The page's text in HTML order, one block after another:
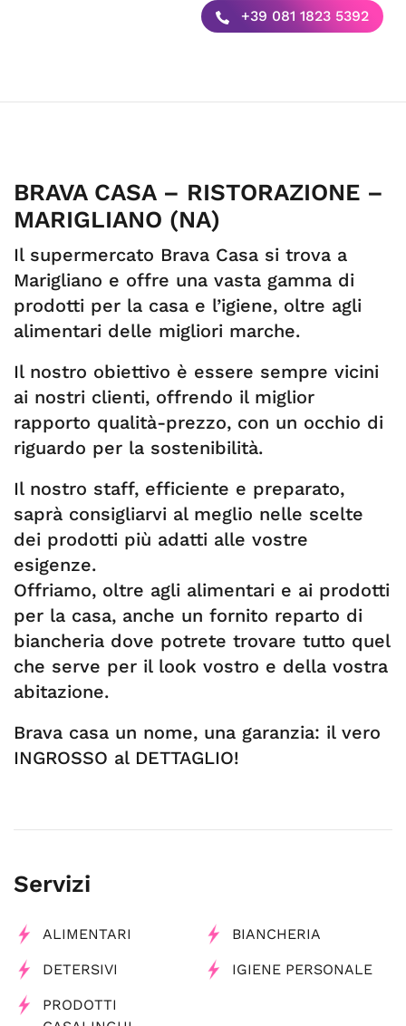
+39 081 1823 5392
BRAVA CASA – RISTORAZIONE –
MARIGLIANO (NA)
Il supermercato Brava Casa si trova a
Marigliano e offre una vasta gamma di
prodotti per la casa e l’igiene, oltre agli
alimentari delle migliori marche.
Il nostro obiettivo è essere sempre vicini
ai nostri clienti, offrendo il miglior
rapporto qualità-prezzo, con un occhio di
riguardo per la sostenibilità.
Il nostro staff, efficiente e preparato,
saprà consigliarvi al meglio nelle scelte
dei prodotti più adatti alle vostre
esigenze.
Offriamo, oltre agli alimentari e ai prodotti
per la casa, anche un fornito reparto di
biancheria dove potrete trovare tutto quel
che serve per il look vostro e della vostra
abitazione.
Brava casa un nome, una garanzia: il vero
INGROSSO al DETTAGLIO!
Servizi
ALIMENTARI BIANCHERIA
DETERSIVI IGIENE PERSONALE
PRODOTTI